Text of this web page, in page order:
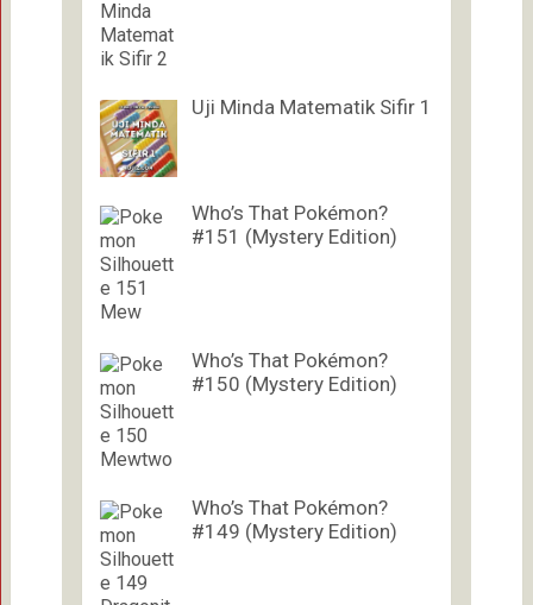
Uji Minda Matematik Sifir 1
Who’s That Pokémon?
#151 (Mystery Edition)
Who’s That Pokémon?
#150 (Mystery Edition)
Who’s That Pokémon?
#149 (Mystery Edition)